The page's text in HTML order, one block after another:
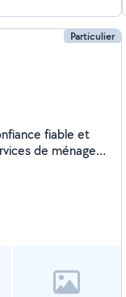
Particulier
de ménage,